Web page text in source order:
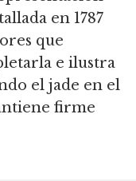
en 1787
que
e ilustra
el jade en el
firme